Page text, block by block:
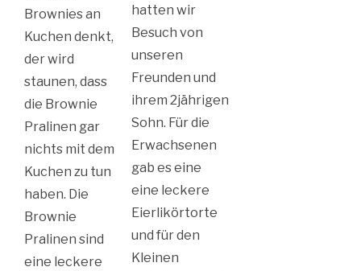
Brownies an
Kuchen denkt,
der wird
staunen, dass
die Brownie
Pralinen gar
nichts mit dem
Kuchen zu tun
haben. Die
Brownie
Pralinen sind
eine leckere
hatten wir
Besuch von
unseren
Freunden und
ihrem 2jährigen
Sohn. Für die
Erwachsenen
gab es eine
eine leckere
Eierlikörtorte
und für den
Kleinen